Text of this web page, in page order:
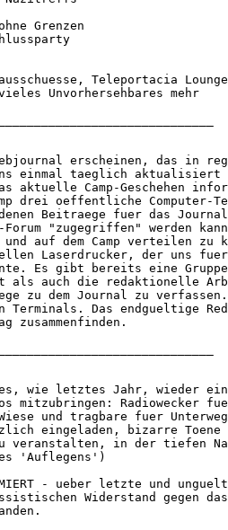
Grenzen
Teleportacia
Unvorhersehbares mehr
erscheinen, das in
einmal taeglich
aktuelle Camp-Geschehen
drei oeffentliche Computer-
Beitraege fuer das Journal
Forum "zugegriffen" werden
auf dem Camp verteilen zu
Laserdrucker, der uns
Es gibt bereits eine
als auch die redaktionelle
zu dem Journal zu
Das endgueltige
zusammenfinden.
es, wie letztes Jahr, wieder ein
mitzubringen: Radiowecker
und tragbare fuer
eingeladen, bizarre Toene
zu veranstalten, in der tiefen
'Auflegens')
- ueber letzte und
Widerstand gegen